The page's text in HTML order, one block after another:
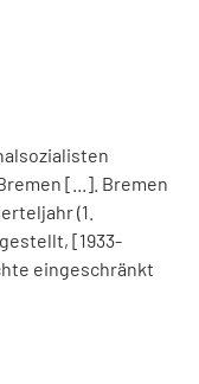
[...]. Bremen
(1.
[1933-
eingeschränkt